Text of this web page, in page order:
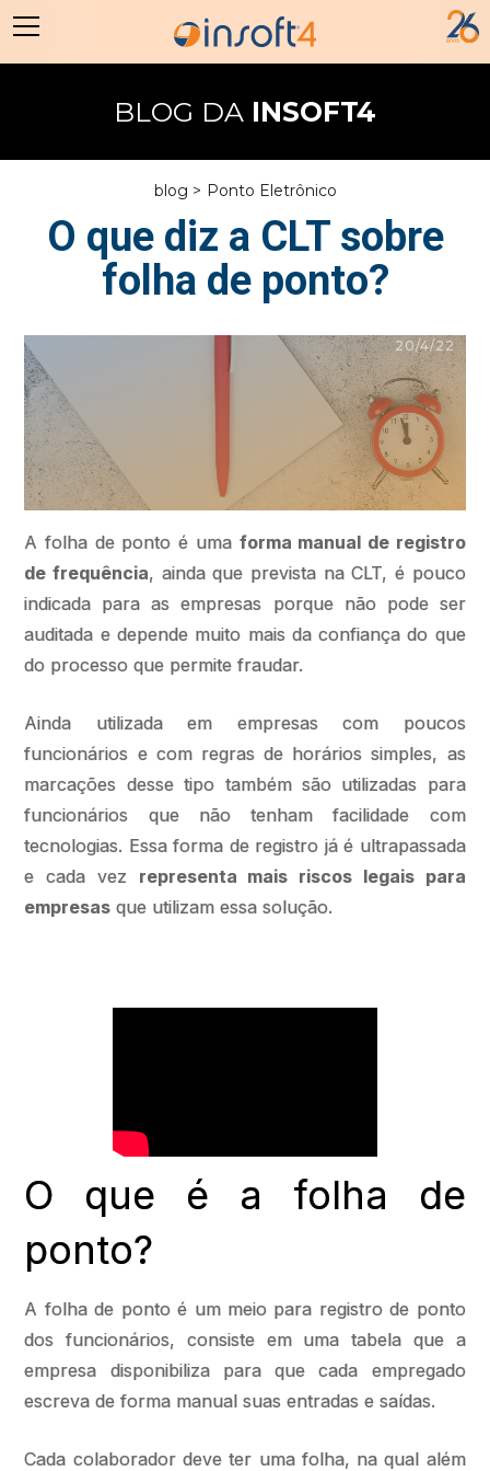
BLOG DAINSOFT4
blog > Ponto Eletrônico
O que diz a CLT sobre
folha de ponto?
20/4/22
A folha de ponto é uma forma manual de registro
de frequência, ainda que prevista na CLT, é pouco
indicada para as empresas porque não pode ser
auditada e depende muito mais da confiança do que
do processo que permite fraudar.
Ainda utilizada em empresas com poucos
funcionários e com regras de horários simples, as
marcações desse tipo também são utilizadas para
funcionários que não tenham facilidade com
tecnologias. Essa forma de registro já é ultrapassada
e cada vez representa mais riscos legais para
empresas que utilizam essa solução.
O que é a folha de
ponto?
A folha de ponto é um meio para registro de ponto
dos funcionários, consiste em uma tabela que a
empresa disponibiliza para que cada empregado
escreva de forma manual suas entradas e saídas.
Cada colaborador deve ter uma folha, na qual além